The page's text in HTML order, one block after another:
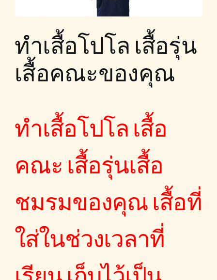
ทำเสื้อโปโล เสื้อรุ่น
เสื้อคณะของคุณ
ทำเสื้อโปโล เสื้อ
คณะ เสื้อรุ่นเสื้อ
ชมรมของคุณ เสื้อที่
ใส่ในช่วงเวลาที่